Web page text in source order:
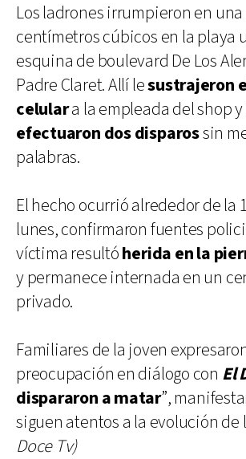
Los ladrones irrumpieron en
centímetros cúbicos en la playa
esquina de boulevard De Los
Padre Claret. Allí lesustrajeron
celulara la empleada del shop y
efectuaron dos disparossin
palabras.
El hecho ocurrió alrededor de la
lunes, confirmaron fuentes
víctima resultóherida en la
y permanece internada en un
privado.
Familiares de la joven
preocupación en diálogo con El
dispararon a matar”,
siguen atentos a la evolución de
Doce Tv)